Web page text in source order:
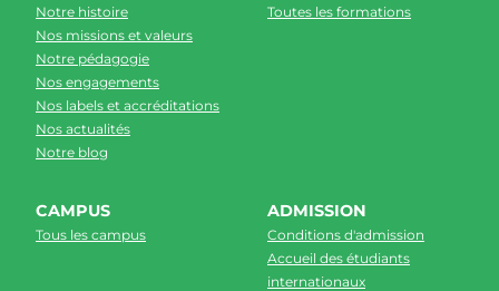
Notre histoire
Nos missions et valeurs
Notre pédagogie
Nos engagements
Nos labels et accréditations
Nos actualités
Notre blog
Toutes les formations
CAMPUS
Tous les campus
ADMISSION
Conditions d'admission
Accueil des étudiants
internationaux